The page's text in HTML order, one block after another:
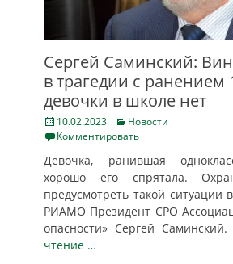
Сергей Саминский:
в трагедии с ранением
девочки в школе нет
Posted
on
10.02.2023 Categories
Новости
Комментировать
Девочка, ранившая
хорошо его спрятала.
предусмотреть такой ситуации
РИАМО Президент СРО
опасности» Сергей Саминский.
чтение …